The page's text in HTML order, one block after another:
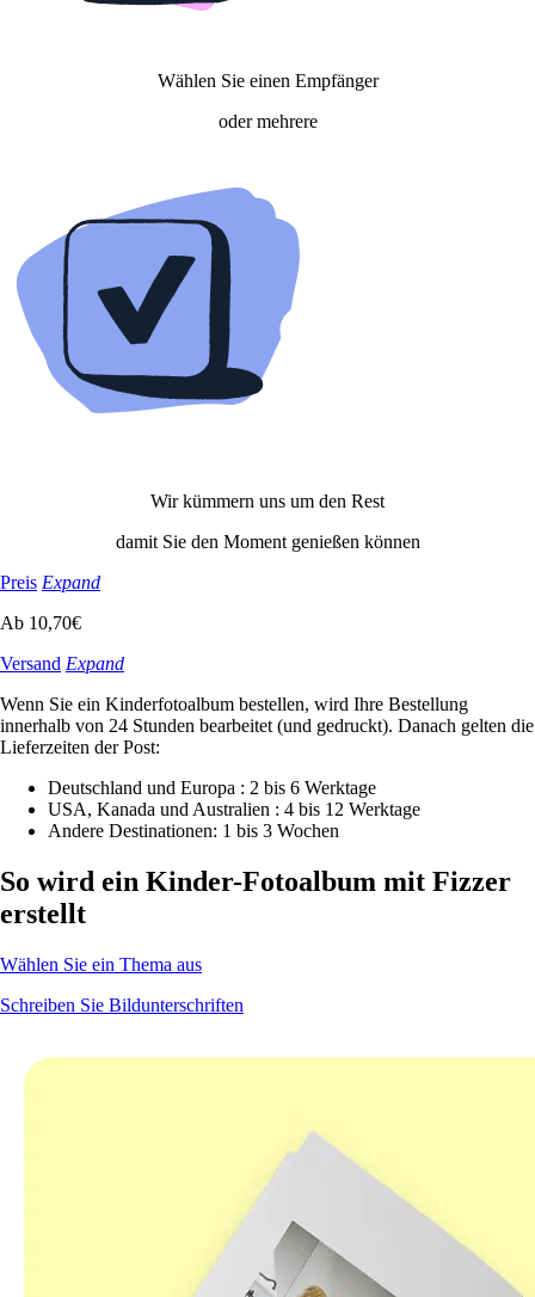
Wählen Sie einen Empfänger
oder mehrere
Wir kümmern uns um den Rest
damit Sie den Moment genießen können
Preis Expand
Ab 10,70€
Versand Expand
Wenn Sie ein Kinderfotoalbum bestellen, wird Ihre Bestellung
innerhalb von 24 Stunden bearbeitet (und gedruckt). Danach gelten die
Lieferzeiten der Post:
Deutschland und Europa : 2 bis 6 Werktage
USA, Kanada und Australien : 4 bis 12 Werktage
Andere Destinationen: 1 bis 3 Wochen
So wird ein Kinder-Fotoalbum mit Fizzer
erstellt
Wählen Sie ein Thema aus
Schreiben Sie Bildunterschriften